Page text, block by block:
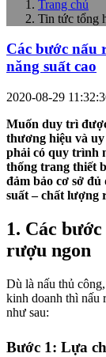
Trang chủ
Tin tức tổng
Các bước nấu
năng suất cao
2020-08-29
Muốn duy trì
thương hiệu và
phải có quy trình
thống trang thiết
đảm bảo cơ sở
suất – chất lượng
1. Các
rượu ngon
Dù là nấu thủ
kinh doanh thì nấu
như sau:
Bước 1: Lựa